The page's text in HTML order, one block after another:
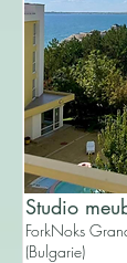
Studio
ForkNoks
(Bulgarie)